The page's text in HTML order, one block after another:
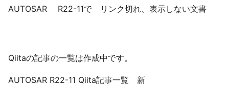
AUTOSAR R22-11で リンク切れ、表示しない文書
Qiitaの記事の一覧は作成中です。
AUTOSAR R22-11 Qiita記事一覧 新